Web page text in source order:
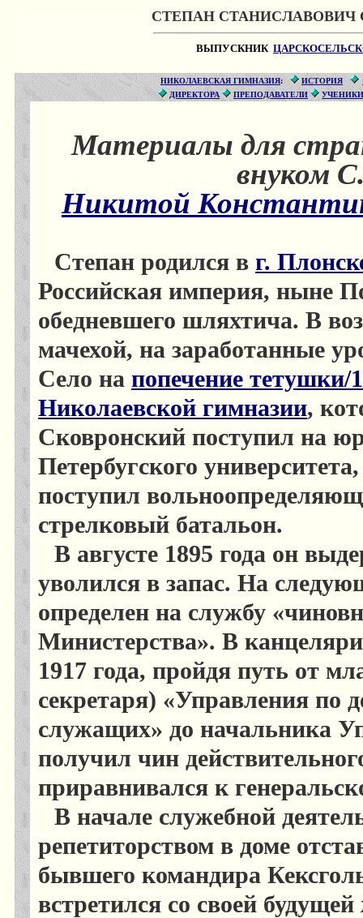
СТЕПАН СТАНИСЛАВОВИЧ
ВЫПУСКНИК
НИКОЛАЕВСКАЯ ГИМНАЗИЯ: ИСТОРИЯ
ДИРЕКТОРА
ПРЕПОДАВАТЕЛИ УЧЕНИКИ
Материалы для
внуком
Никитой
Степан родился в г.
Российская империя, ныне
обедневшего шляхтича. В
мачехой, на заработанные
Село на попечение тетушки/
Николаевской гимназии,
Сковронский поступил на
Петербугского
поступил
стрелковый батальон.
В августе 1895 года он
уволился в запас. На
определен на службу
Министерства». В
1917 года, пройдя путь от
секретаря) «Управления по
служащих» до начальника
получил чин
приравнивался к
В начале служебной
репетиторством в доме
бывшего командира
встретился со своей